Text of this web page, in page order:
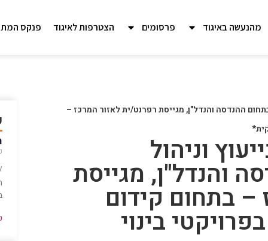
מהנעשה באיגוד פרסומים הצטרפות לאיגוד פנקס
ההנדסה והנדל"ן, מגייסת רפרנט/ית לאזור המרכז –
וניהול
והנדל"ן, מגייסת
– בתחום קידום
בינוי